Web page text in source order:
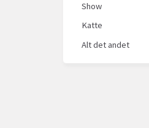
Show
Katte
Alt det andet